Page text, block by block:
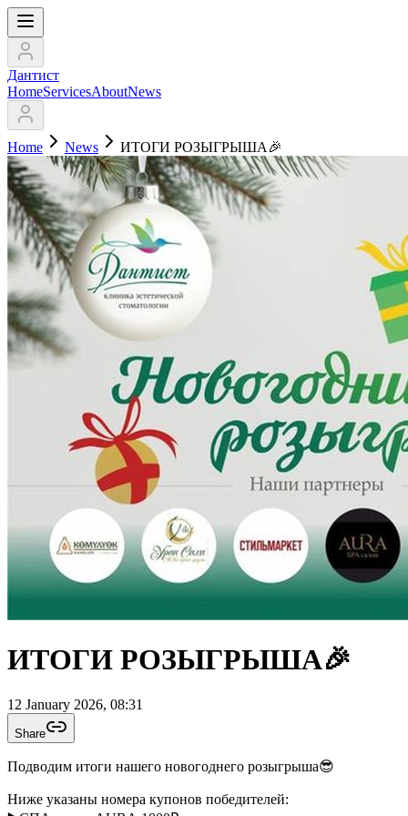
Дантист
HomeServicesAboutNews
Home News ИТОГИ РОЗЫГРЫША🎉
ИТОГИ РОЗЫГРЫША🎉
12 January 2026, 08:31
Share
Подводим итоги нашего новогоднего розыгрыша😎
Ниже указаны номера купонов победителей: